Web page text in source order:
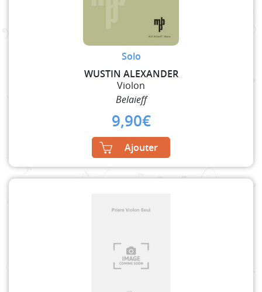
Solo
WUSTIN ALEXANDER
Violon
Belaieff
9,90€
Ajouter